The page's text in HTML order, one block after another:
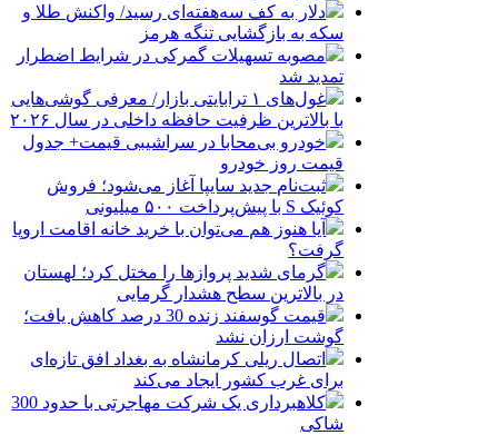
دلار به کف سه‌هفته‌ای رسید/ واکنش طلا و
سکه به بازگشایی تنگه هرمز
مصوبه تسهیلات گمرکی در شرایط اضطرار
تمدید شد
غول‌های ۱ ترابایتی بازار/ معرفی گوشی‌هایی
با بالاترین ظرفیت حافظه داخلی در سال ۲۰۲۶
خودرو بی‌محابا در سراشیبی قیمت+ جدول
قیمت روز خودرو
ثبت‌نام جدید سایپا آغاز می‌شود؛ فروش
کوئیک S با پیش‌پرداخت ۵۰۰ میلیونی
آیا هنوز هم می‌توان با خرید خانه اقامت اروپا
گرفت؟
گرمای شدید پروازها را مختل کرد؛ لهستان
در بالاترین سطح هشدار گرمایی
قیمت گوسفند زنده 30 درصد کاهش یافت؛
گوشت ارزان نشد
اتصال ریلی کرمانشاه به بغداد افق تازه‌ای
برای غرب کشور ایجاد می‌کند
کلاهبرداری یک شرکت مهاجرتی با حدود 300
شاکی